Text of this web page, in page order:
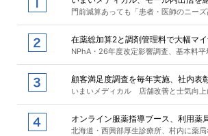
門前減算あっても「患者・医師のニーズ
在薬総加算2と調剤管理料で大幅マ
NPhA・26年度改定影響調査、基本料平
顧客満足度調査を毎年実施、社内表
いまいメディカル 店舗改善と士気向上
オンライン服薬指導ブース、利用薬
北海道・西興部厚生診療所、村内に薬局